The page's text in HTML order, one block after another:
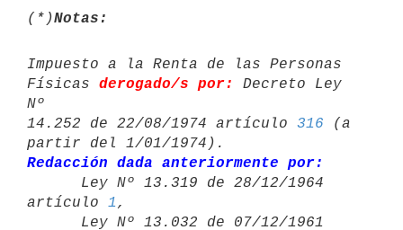
(*)Notas:
Impuesto a la Renta de las Personas
Físicas derogado/s por:
Decreto Ley
Nº
14.252 de 22/08/1974 artículo 316 (a
Redacción dada anteriormente por:
artículo 1 ,